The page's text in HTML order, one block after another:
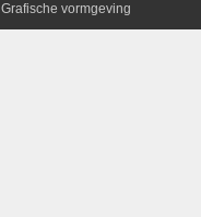
Grafische vormgeving